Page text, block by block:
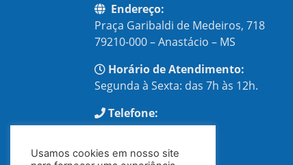
Endereço:
Praça Garibaldi de Medeiros, 718
79210-000 – Anastácio – MS
Horário de Atendimento:
Segunda à Sexta: das 7h às 12h.
Telefone:
(67) 3245-0530
E-mail:
Usamos cookies em nosso site